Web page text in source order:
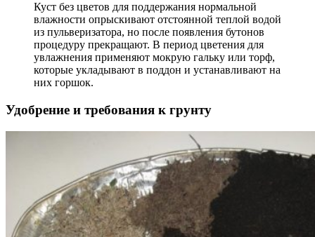
Куст без цветов для поддержания нормальной
влажности опрыскивают отстоянной теплой водой
из пульверизатора, но после появления бутонов
процедуру прекращают. В период цветения для
увлажнения применяют мокрую гальку или торф,
которые укладывают в поддон и устанавливают на
них горшок.
Удобрение и требования к грунту